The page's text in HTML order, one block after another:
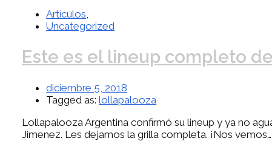
Artículos
Uncategorized
Este es el lineup completo
diciembre 5, 2018
Tagged as:lollapalooza
Lollapalooza Argentina confirmó su lineup y ya no
Jimenez. Les dejamos la grilla completa. ¡Nos vemos…